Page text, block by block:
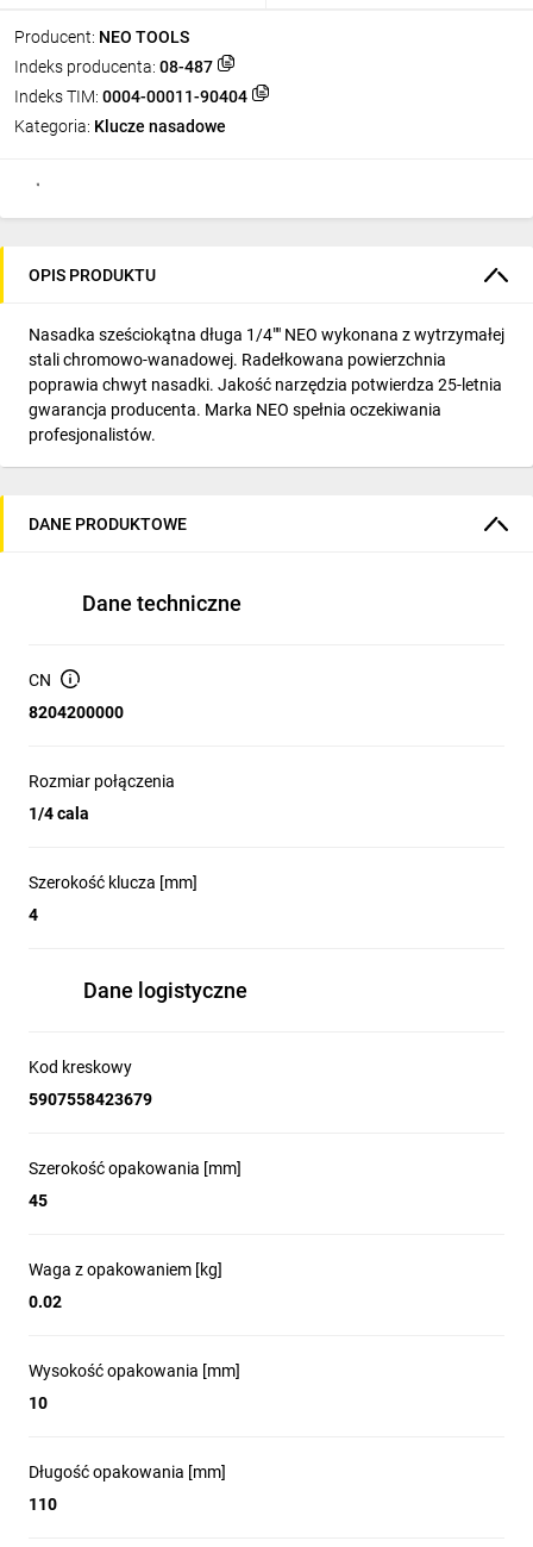
Producent: NEO TOOLS
Indeks producenta: 08-487
Indeks TIM: 0004-00011-90404
Kategoria: Klucze nasadowe
OPIS PRODUKTU
Nasadka sześciokątna długa 1/4"" NEO wykonana z wytrzymałej
stali chromowo-wanadowej. Radełkowana powierzchnia
poprawia chwyt nasadki. Jakość narzędzia potwierdza 25-letnia
gwarancja producenta. Marka NEO spełnia oczekiwania
profesjonalistów.
DANE PRODUKTOWE
Dane techniczne
CN
8204200000
Rozmiar połączenia
1/4 cala
Szerokość klucza [mm]
4
Dane logistyczne
Kod kreskowy
5907558423679
Szerokość opakowania [mm]
45
Waga z opakowaniem [kg]
0.02
Wysokość opakowania [mm]
10
Długość opakowania [mm]
110